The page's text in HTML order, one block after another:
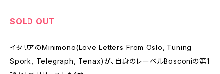
SOLD OUT
イタリアのMinimono(Love Letters From Oslo, Tuning
Spork, Telegraph, Tenax)が、自身のレーベルBosconiの第1